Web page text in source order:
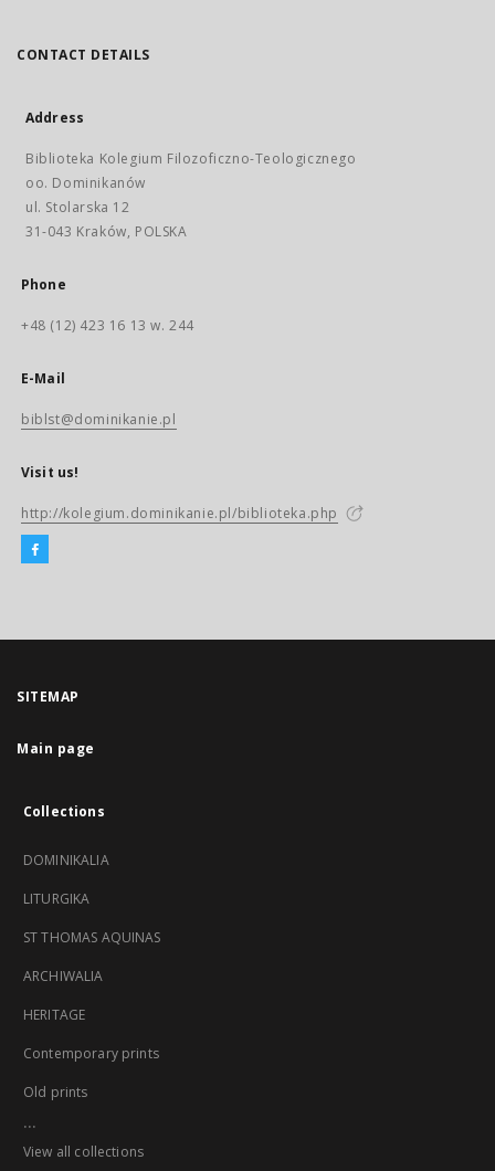
CONTACT DETAILS
Address
Biblioteka Kolegium Filozoficzno-Teologicznego
oo. Dominikanów
ul. Stolarska 12
31-043 Kraków, POLSKA
Phone
+48 (12) 423 16 13 w. 244
E-Mail
biblst@dominikanie.pl
Visit us!
http://kolegium.dominikanie.pl/biblioteka.php
SITEMAP
Main page
Collections
DOMINIKALIA
LITURGIKA
ST THOMAS AQUINAS
ARCHIWALIA
HERITAGE
Contemporary prints
Old prints
...
View all collections